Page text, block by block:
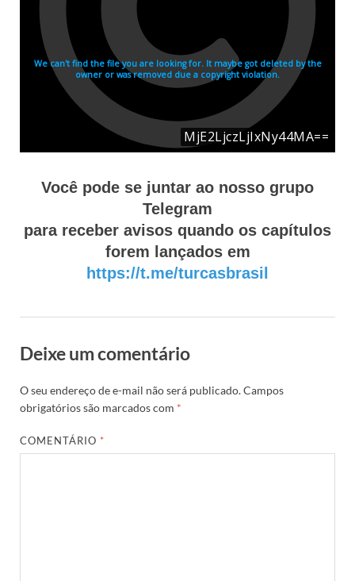
Você pode se juntar ao nosso grupo
Telegram
para receber avisos quando os capítulos
forem lançados em
https://t.me/turcasbrasil
Deixe um comentário
O seu endereço de e-mail não será publicado.Campos
obrigatórios são marcados com *
COMENTÁRIO *